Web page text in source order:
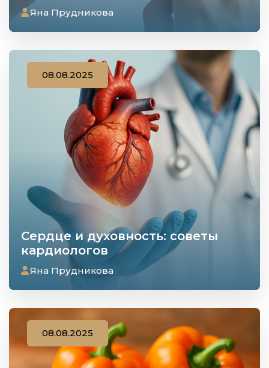
Яна Прудникова
Сердце и духовность: советы
кардиологов
08.08.2025
Яна Прудникова
08.08.2025